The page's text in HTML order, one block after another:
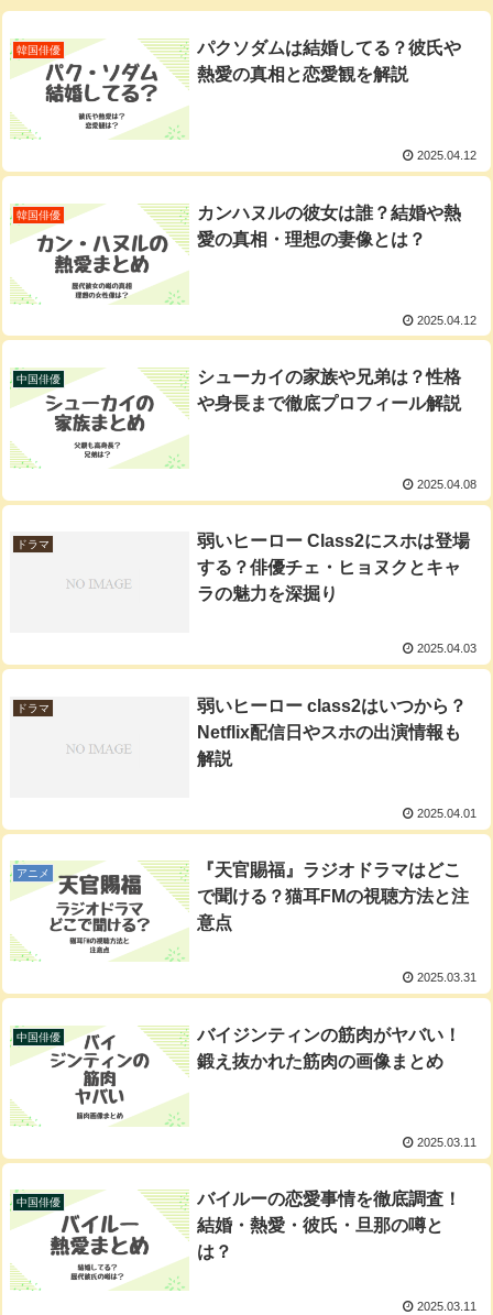
韓国俳優
パクソダムは結婚してる？彼氏や
熱愛の真相と恋愛観を解説
2025.04.12
韓国俳優
カンハヌルの彼女は誰？結婚や熱
愛の真相・理想の妻像とは？
2025.04.12
中国俳優
シューカイの家族や兄弟は？性格
や身長まで徹底プロフィール解説
2025.04.08
ドラマ
弱いヒーロー Class2にスホは登場
する？俳優チェ・ヒョヌクとキャ
ラの魅力を深掘り
2025.04.03
ドラマ
弱いヒーロー class2はいつから？
Netflix配信日やスホの出演情報も
解説
2025.04.01
アニメ
『天官賜福』ラジオドラマはどこ
で聞ける？猫耳FMの視聴方法と注
意点
2025.03.31
中国俳優
バイジンティンの筋肉がヤバい！
鍛え抜かれた筋肉の画像まとめ
2025.03.11
中国俳優
バイルーの恋愛事情を徹底調査！
結婚・熱愛・彼氏・旦那の噂と
は？
2025.03.11